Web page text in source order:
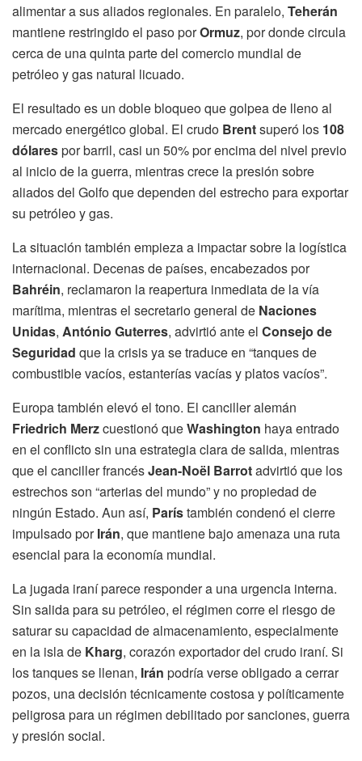
alimentar a sus aliados regionales. En paralelo, Teherán
mantiene restringido el paso porOrmuz, por donde circula
cerca de una quinta parte del comercio mundial de
petróleo y gas natural licuado.
El resultado es un doble bloqueo que golpea de lleno al
mercado energético global. El crudo Brentsuperó los 108
dólarespor barril, casi un 50% por encima del nivel previo
al inicio de la guerra, mientras crece la presión sobre
aliados del Golfo que dependen del estrecho para exportar
su petróleo y gas.
La situación también empieza a impactar sobre la logística
internacional. Decenas de países, encabezados por
Bahréin, reclamaron la reapertura inmediata de la vía
marítima, mientras el secretario general de Naciones
Unidas, António Guterres, advirtió ante el Consejo de
Seguridad que la crisis ya se traduce en “tanques de
combustible vacíos, estanterías vacías y platos vacíos”.
Europa también elevó el tono. El canciller alemán
Friedrich Merzcuestionó queWashington haya entrado
en el conflicto sin una estrategia clara de salida, mientras
que el canciller francésJean-Noël Barrotadvirtió que los
estrechos son “arterias del mundo” y no propiedad de
ningún Estado. Aun así, Parístambién condenó el cierre
impulsado porIrán, que mantiene bajo amenaza una ruta
esencial para la economía mundial.
La jugada iraní parece responder a una urgencia interna.
Sin salida para su petróleo, el régimen corre el riesgo de
saturar su capacidad de almacenamiento, especialmente
en la isla de Kharg, corazón exportador del crudo iraní. Si
los tanques se llenan, Irán podría verse obligado a cerrar
pozos, una decisión técnicamente costosa y políticamente
peligrosa para un régimen debilitado por sanciones, guerra
y presión social.